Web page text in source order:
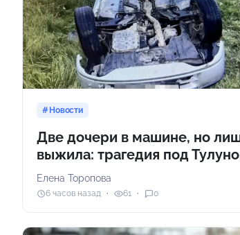
Новости
Две дочери в машине, но
выжила: трагедия под
Елена Торопова
6 часов назад 61 0